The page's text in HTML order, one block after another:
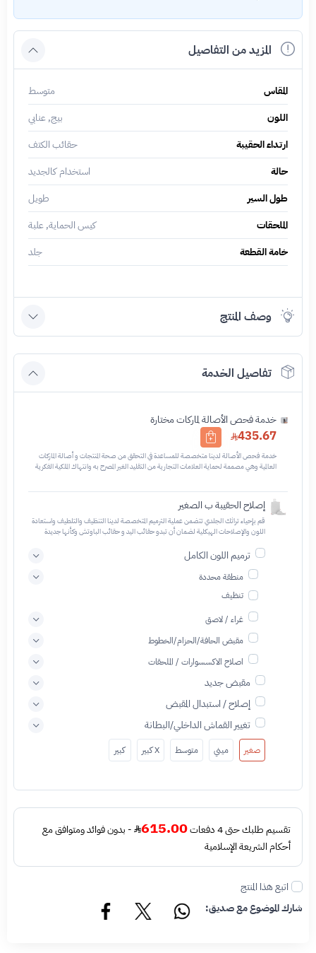
المزيد من التفاصيل
المقاس
متوسط
اللون
بيج, عنابي
ارتداء الحقيبة
حقائب الكتف
حالة
استخدام كالجديد
طول السير
طويل
الملحقات
كيس الحماية, علبة
خامة القطعة
جلد
وصف المنتج
تفاصيل الخدمة
خدمة فحص الأصالة لماركات مختارة
435.67
خدمة فحص الأصالة لدينا متخصصة للمساعدة في التحقق من صحة المنتجات و أصالة الماركات
العالمية وهي مصممة لحماية العلامات التجارية من التقليد الغير المصرح به وانتهاك الملكية الفكرية
أصالة القطعه وتعني غير أصليه - قبل طلب الخدمه يرجى التحقق من وجود رقم تسلسلي داخلي
في القطعه
إصلاح الحقيبة ب الصغير
قم بإحياء تراثك الجلدي تتضمن عملية الترميم المتخصصة لدينا التنظيف والتلطيف واستعادة
اللون والإصلاحات الهيكلية لضمان أن تبدو حقائب اليد و حقائب الباوتش وكأنها جديدة
ترميم اللون الكامل
منطقة محددة
تنظيف
غراء / لاصق
مقبض الحافة/الحزام/الخطوط
اصلاح الاكسسوارات / الملحقات
مقبض جديد
إصلاح / استبدال المقبض
تغيير القماش الداخلي/البطانة
صغير ميني متوسط X كبير كبير
تقسيم طلبك حتى 4 دفعات 615.00
- بدون فوائد ومتوافق مع
أحكام الشريعة الإسلامية
اتبع هذا المنتج
شارك الموضوع مع صديق: